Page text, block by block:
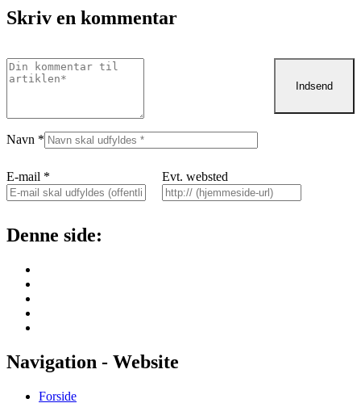
Skriv en kommentar
Navn *
E-mail * Evt. websted
Denne side:
Navigation - Website
Forside